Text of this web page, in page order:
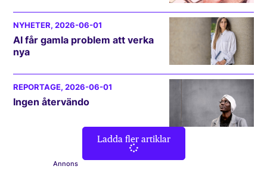
NYHETER, 2026-06-01
AI får gamla problem att verka
nya
REPORTAGE, 2026-06-01
Ingen återvändo
Ladda fler artiklar
Annons